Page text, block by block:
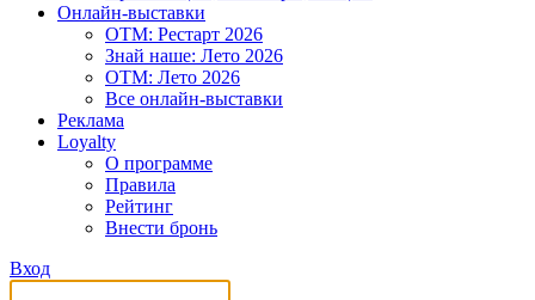
Онлайн-выставки
OTM: Рестарт 2026
Знай наше: Лето 2026
OTM: Лето 2026
Все онлайн-выставки
Реклама
Loyalty
О программе
Правила
Рейтинг
Внести бронь
Вход